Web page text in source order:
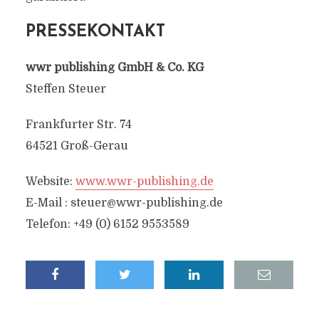
PRESSEKONTAKT
wwr publishing GmbH & Co. KG
Steffen Steuer
Frankfurter Str. 74
64521 Groß-Gerau
Website: www.wwr-publishing.de
E-Mail : steuer@wwr-publishing.de
Telefon: +49 (0) 6152 9553589